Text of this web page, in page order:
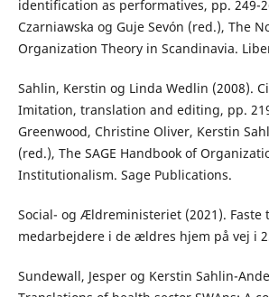
identification as performatives, pp. 249-
Czarniawska og Guje Sevón (red.), The
Organization Theory in Scandinavia.
Sahlin, Kerstin og Linda Wedlin (2008).
Imitation, translation and editing, pp.
Greenwood, Christine Oliver, Kerstin
(red.), The SAGE Handbook of
Institutionalism. Sage Publications.
Social- og Ældreministeriet (2021). Faste
medarbejdere i de ældres hjem på vej i
Sundewall, Jesper og Kerstin Sahlin-